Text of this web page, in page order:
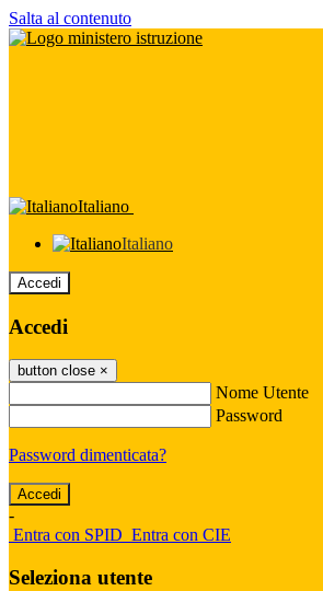
Salta al contenuto
Italiano
Italiano
Accedi
Accedi
button close ×
Nome Utente
Password
Password dimenticata?
-
Entra con SPID Entra con CIE
Seleziona utente